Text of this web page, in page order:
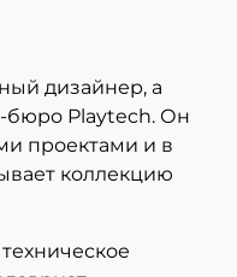
дизайнер, а
бюро Playtech. Он
проектами и в
коллекцию